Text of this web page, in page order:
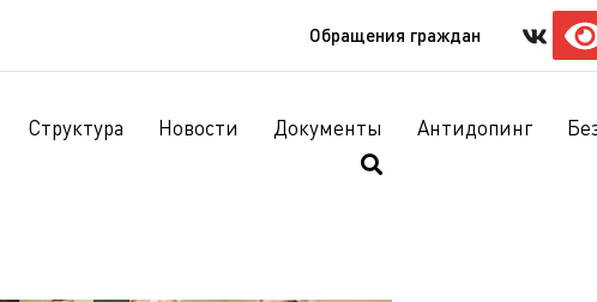
Обращения граждан
Структура Новости Документы Антидопинг